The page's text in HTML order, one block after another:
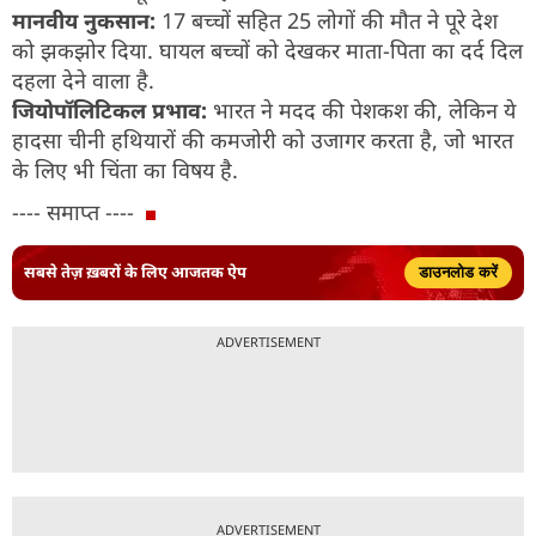
मानवीय नुकसान: 17 बच्चों सहित 25 लोगों की मौत ने पूरे देश
को झकझोर दिया. घायल बच्चों को देखकर माता-पिता का दर्द दिल
दहला देने वाला है.
जियोपॉलिटिकल प्रभाव: भारत ने मदद की पेशकश की, लेकिन ये
हादसा चीनी हथियारों की कमजोरी को उजागर करता है, जो भारत
के लिए भी चिंता का विषय है.
---- समाप्त ----
सबसे तेज़ ख़बरों के लिए आजतक ऐप डाउनलोड करें
ADVERTISEMENT
ADVERTISEMENT